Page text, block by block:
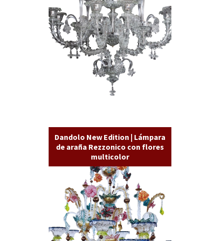
Dandolo New Edition | Lámpara
de araña Rezzonico con flores
multicolor